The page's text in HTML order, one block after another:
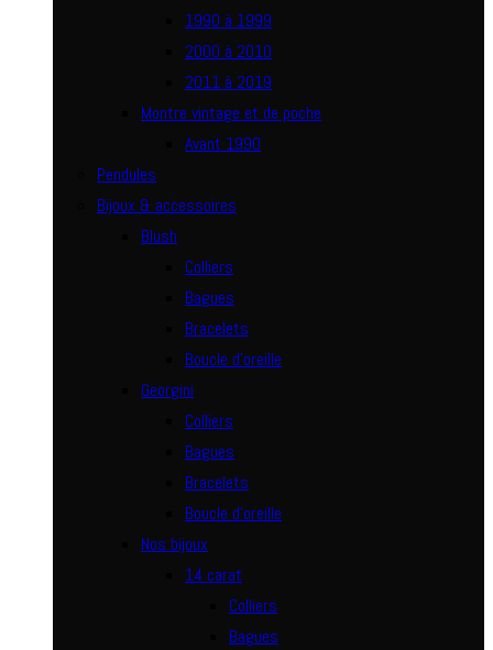
1990 à 1999
2000 à 2010
2011 à 2019
Montre vintage et de poche
Avant 1990
Pendules
Bijoux & accessoires
Blush
Colliers
Bagues
Bracelets
Boucle d’oreille
Georgini
Colliers
Bagues
Bracelets
Boucle d’oreille
Nos bijoux
14 carat
Colliers
Bagues